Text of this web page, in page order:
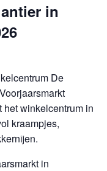
in
De
het winkelcentrum in
kraampjes,
in